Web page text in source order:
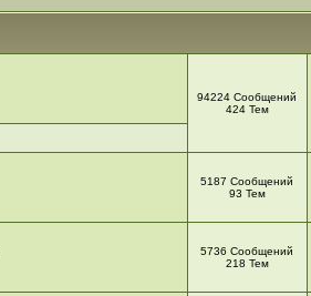
94224 Сообщений
424 Тем
5187 Сообщений
93 Тем
5736 Сообщений
218 Тем